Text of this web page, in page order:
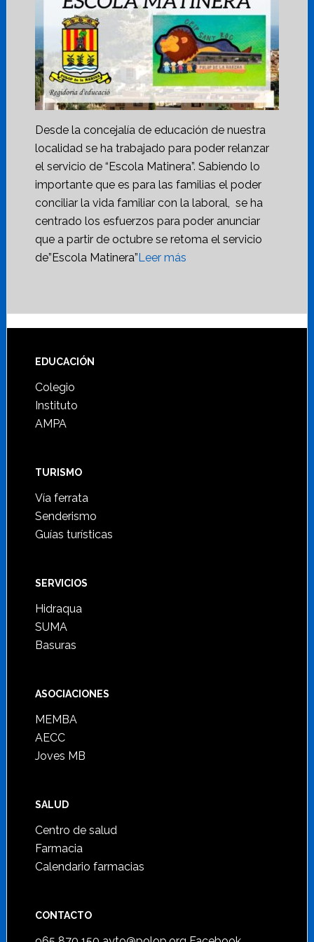
Desde la concejalía de educación de nuestra
localidad se ha trabajado para poder relanzar
el servicio de “Escola Matinera”. Sabiendo lo
importante que es para las familias el poder
conciliar la vida familiar con la laboral, se ha
centrado los esfuerzos para poder anunciar
que a partir de octubre se retoma el servicio
de”Escola Matinera”Leer más
Footer
EDUCACIÓN
Colegio
Instituto
AMPA
TURISMO
Vía ferrata
Senderismo
Guías turísticas
SERVICIOS
Hidraqua
SUMA
Basuras
ASOCIACIONES
MEMBA
AECC
Joves MB
SALUD
Centro de salud
Farmacia
Calendario farmacias
CONTACTO